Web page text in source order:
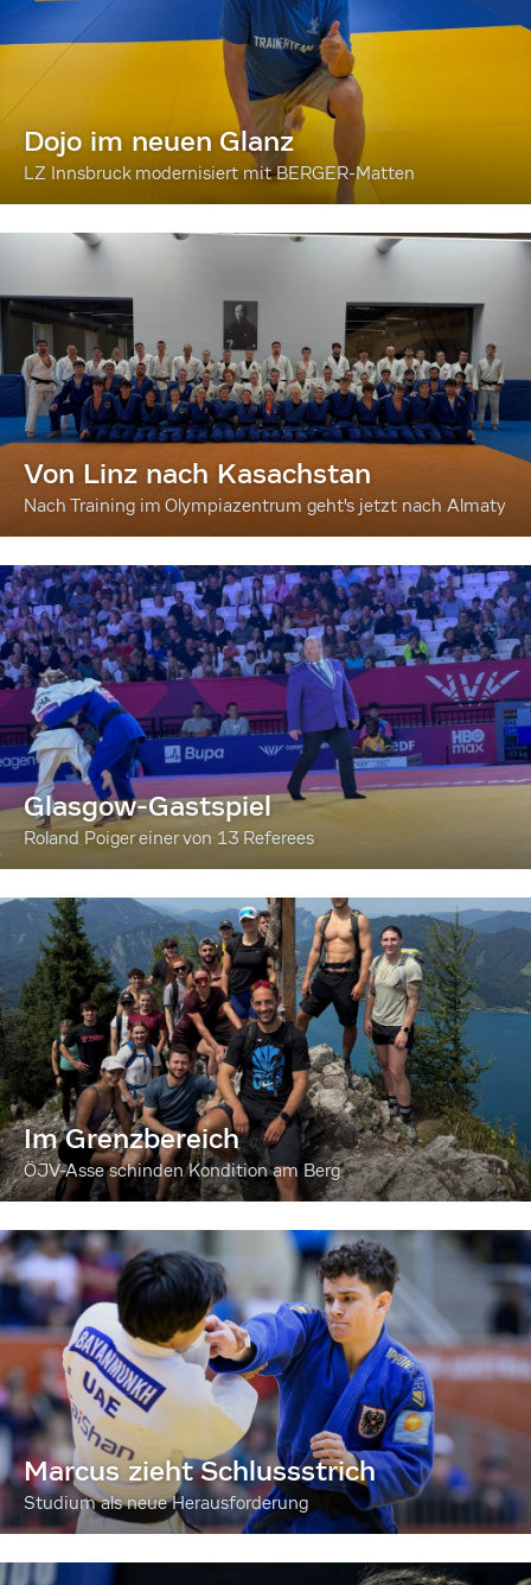
Dojo im neuen Glanz
LZ Innsbruck modernisiert mit BERGER-Matten
Von Linz nach Kasachstan
Nach Training im Olympiazentrum geht's jetzt nach Almaty
Glasgow-Gastspiel
Roland Poiger einer von 13 Referees
Im Grenzbereich
ÖJV-Asse schinden Kondition am Berg
Marcus zieht Schlussstrich
Studium als neue Herausforderung